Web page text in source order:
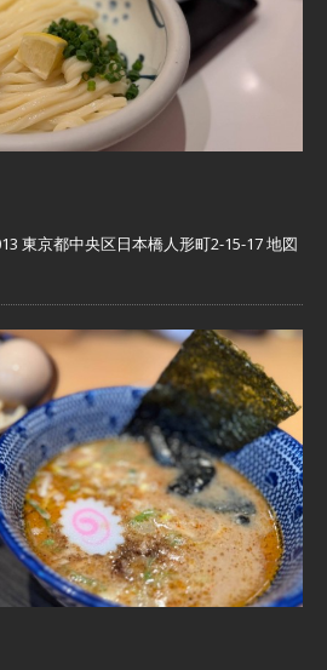
東京都中央区日本橋人形町2-15-17 地図